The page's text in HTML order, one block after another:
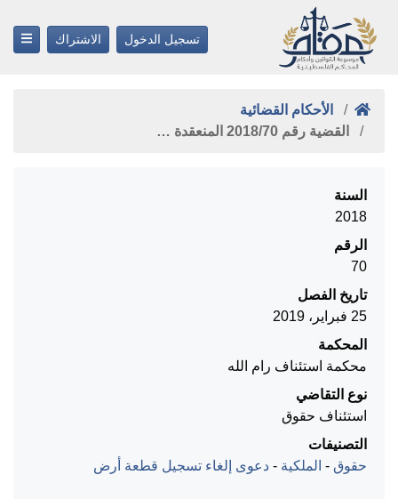
تسجيل الدخول الاشتراك
الأحكام القضائية
القضية رقم ‎70‏/‎2018‏ المنعقدة …
السنة
2018
الرقم
70
تاريخ الفصل
25 فبراير، 2019
المحكمة
محكمة استئناف رام الله
نوع التقاضي
استئناف حقوق
التصنيفات
حقوق - الملكية - دعوى إلغاء تسجيل قطعة أرض